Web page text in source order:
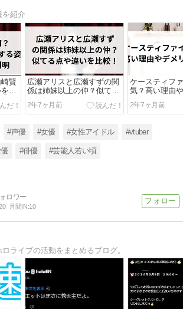
を紹介
賢
撮
広瀬アリスと広瀬すずの関
係は姉妹以上の仲？似てる
点や違いを比較！
2年7ヶ月前
ケースティフ
気？高い理由
も紹介！
2年7ヶ月前
#声優 #女優 #女性アイドル #vtuber
#俳優 #芸能人若い頃
月間IN:10
ライブの活動をまとめるブログ。